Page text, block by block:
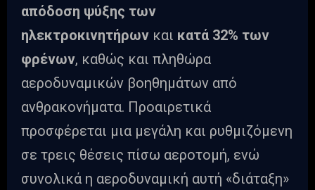
απόδοση ψύξης των
ηλεκτροκινητήρων και κατά 32% των
φρένων, καθώς και πληθώρα
αεροδυναμικών βοηθημάτων από
ανθρακονήματα. Προαιρετικά
προσφέρεται μια μεγάλη και ρυθμιζόμενη
σε τρεις θέσεις πίσω αεροτομή, ενώ
συνολικά η αεροδυναμική αυτή «διάταξη»